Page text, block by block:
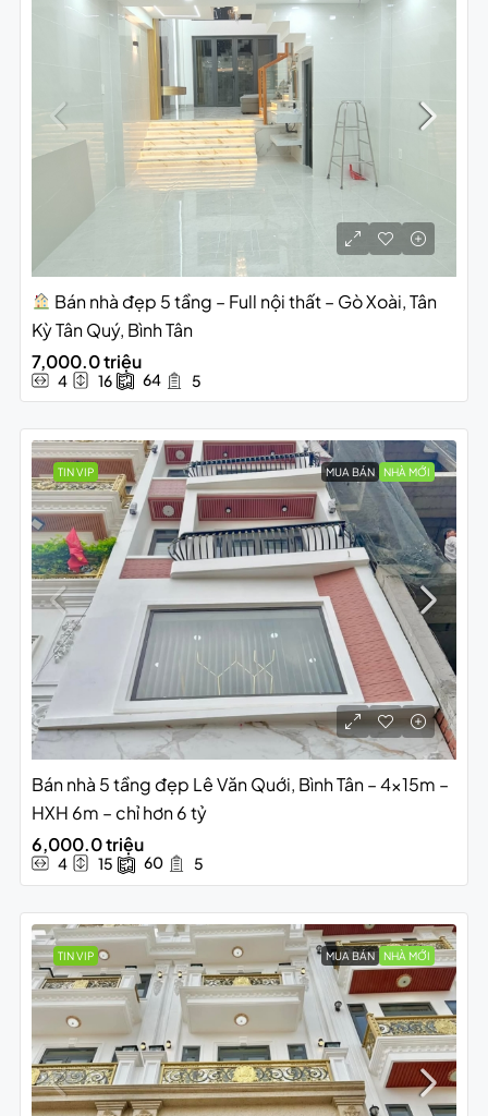
Bán nhà đẹp 5 tầng – Full nội thất – Gò Xoài, Tân
Kỳ Tân Quý, Bình Tân
7,000.0 triệu
4 16 64 5
TIN VIP MUA BÁN NHÀ MỚI
Bán nhà 5 tầng đẹp Lê Văn Quới, Bình Tân – 4x15m –
HXH 6m – chỉ hơn 6 tỷ
6,000.0 triệu
4 15 60 5
TIN VIP MUA BÁN NHÀ MỚI